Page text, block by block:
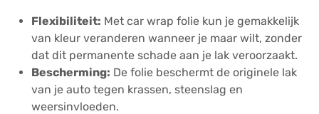
Flexibiliteit: Met car wrap folie kun je gemakkelijk
van kleur veranderen wanneer je maar wilt, zonder
dat dit permanente schade aan je lak veroorzaakt.
Bescherming: De folie beschermt de originele lak
van je auto tegen krassen, steenslag en
weersinvloeden.